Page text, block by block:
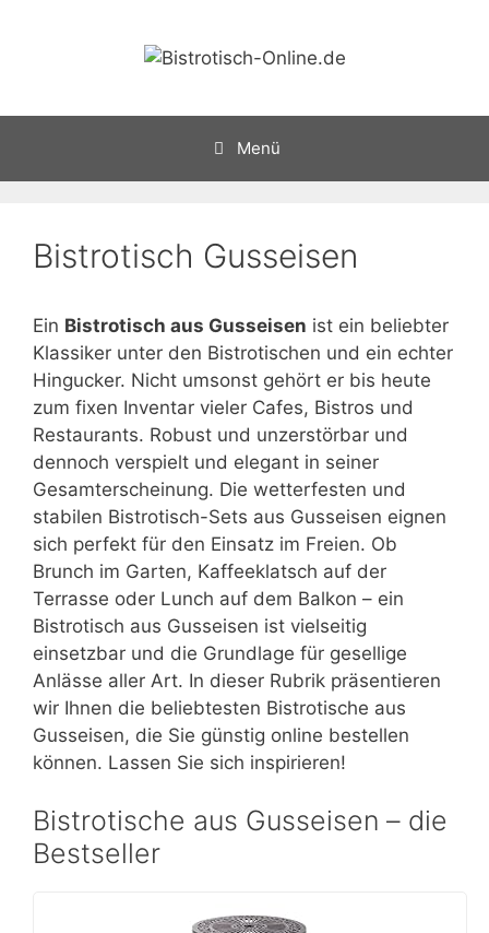
Menü
Bistrotisch Gusseisen
Ein Bistrotisch aus Gusseisen ist ein beliebter
Klassiker unter den Bistrotischen und ein echter
Hingucker. Nicht umsonst gehört er bis heute
zum fixen Inventar vieler Cafes, Bistros und
Restaurants. Robust und unzerstörbar und
dennoch verspielt und elegant in seiner
Gesamterscheinung. Die wetterfesten und
stabilen Bistrotisch-Sets aus Gusseisen eignen
sich perfekt für den Einsatz im Freien. Ob
Brunch im Garten, Kaffeeklatsch auf der
Terrasse oder Lunch auf dem Balkon – ein
Bistrotisch aus Gusseisen ist vielseitig
einsetzbar und die Grundlage für gesellige
Anlässe aller Art. In dieser Rubrik präsentieren
wir Ihnen die beliebtesten Bistrotische aus
Gusseisen, die Sie günstig online bestellen
können. Lassen Sie sich inspirieren!
Bistrotische aus Gusseisen – die
Bestseller